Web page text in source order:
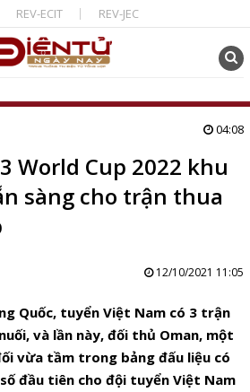
REV-ECIT REV-JEC
04:08
World Cup 2022 khu
sàng cho trận thua
12/10/2021 11:05
Quốc, tuyển Việt Nam có 3 trận
và lần này, đối thủ Oman, một
vừa tầm trong bảng đấu liệu có
đầu tiên cho đội tuyển Việt Nam